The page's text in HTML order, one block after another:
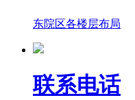
东院区各楼层布局
联系电话